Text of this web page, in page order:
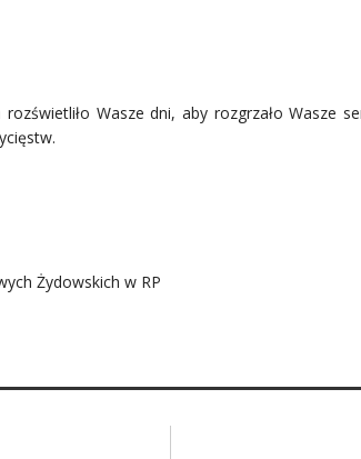
Wasze dni, aby rozgrzało Wasze
Żydowskich w RP